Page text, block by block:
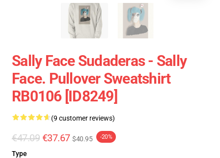
Sally Face Sudaderas - Sally
Face. Pullover Sweatshirt
RB0106 [ID8249]
(9 customer reviews)
€47.09 €37.67 $40.95 -20%
Type